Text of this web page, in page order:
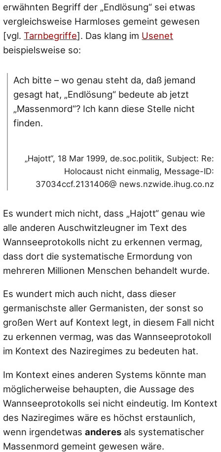
erwähnten Begriff der „Endlösung“ sei etwas
vergleichsweise Harmloses gemeint gewesen
[vgl.Tarnbegriffe]. Das klang im Usenet
beispielsweise so:
Ach bitte – wo genau steht da, daß jemand
gesagt hat, „Endlösung“ bedeute ab jetzt
„Massenmord“? Ich kann diese Stelle nicht
finden.
„Hajott“, 18 Mar 1999, de.soc.politik, Subject: Re:
Holocaust nicht einmalig, Message-ID:
37034ccf.2131406@ news.nzwide.ihug.co.nz
Es wundert mich nicht, dass „Hajott“ genau wie
alle anderen Auschwitzleugner im Text des
Wannseeprotokolls nicht zu erkennen vermag,
dass dort die systematische Ermordung von
mehreren Millionen Menschen behandelt wurde.
Es wundert mich auch nicht, dass dieser
germanischste aller Germanisten, der sonst so
großen Wert auf Kontext legt, in diesem Fall nicht
zu erkennen vermag, was das Wannseeprotokoll
im Kontext des Naziregimes zu bedeuten hat.
Im Kontext eines anderen Systems könnte man
möglicherweise behaupten, die Aussage des
Wannseeprotokolls sei nicht eindeutig. Im Kontext
des Naziregimes wäre es höchst erstaunlich,
wenn irgendetwasanderes als systematischer
Massenmord gemeint gewesen wäre.